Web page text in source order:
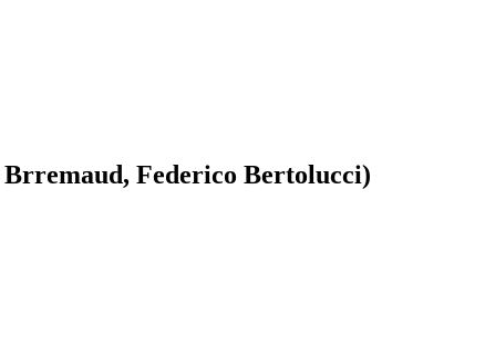
Federico Bertolucci)